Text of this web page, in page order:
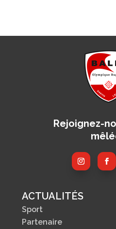
Rejoignez-
ACTUALITÉS
Sport
Partenaire